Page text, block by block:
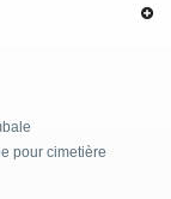
pour cimetière